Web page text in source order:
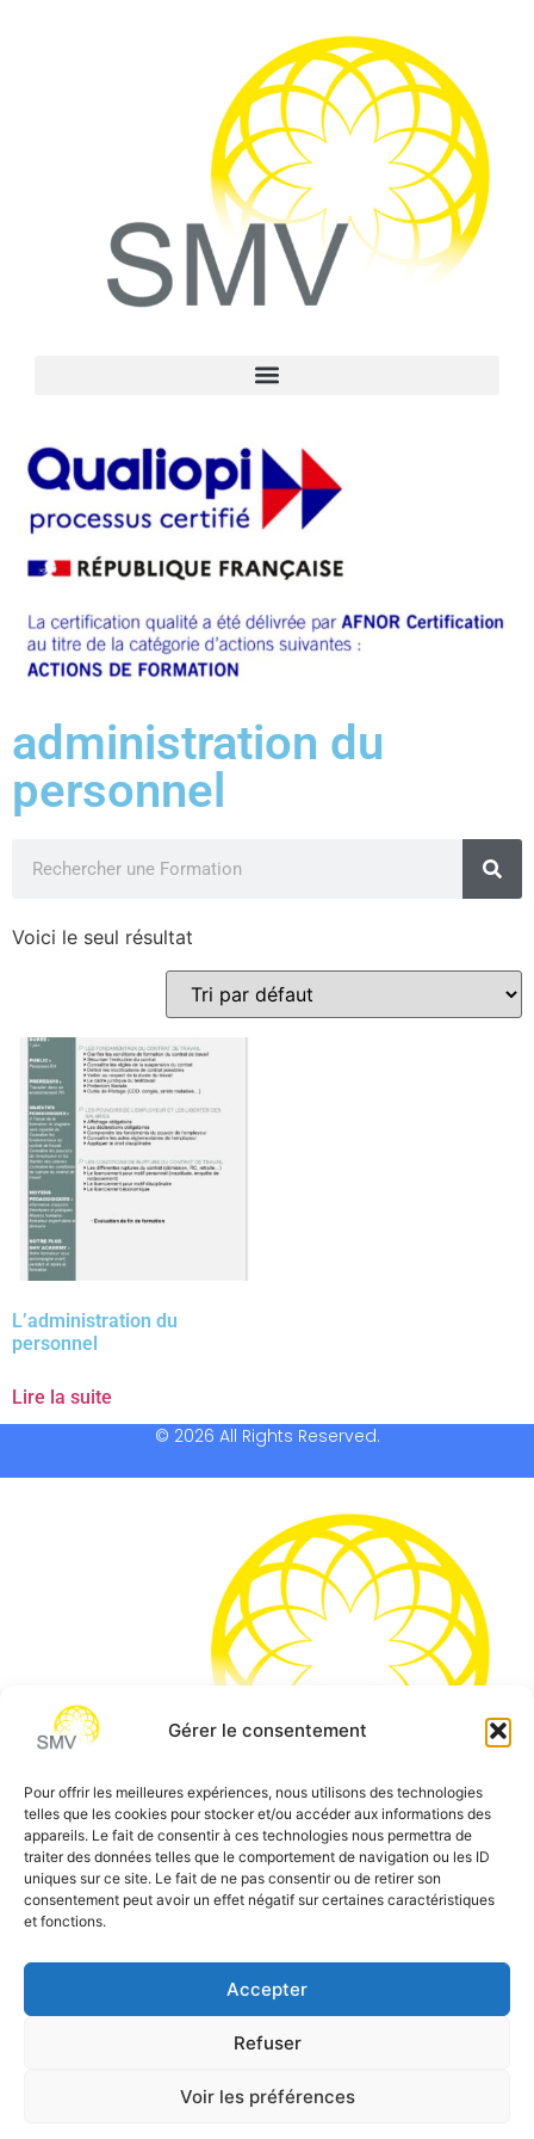
Gérer le consentement
Pour offrir les meilleures expériences, nous utilisons des technologies
telles que les cookies pour stocker et/ou accéder aux informations des
appareils. Le fait de consentir à ces technologies nous permettra de
traiter des données telles que le comportement de navigation ou les ID
uniques sur ce site. Le fait de ne pas consentir ou de retirer son
consentement peut avoir un effet négatif sur certaines caractéristiques
et fonctions.
Accepter
Refuser
Voir les préférences
administration du
personnel
Voici le seul résultat
L’administration du
personnel
Lire la suite
© 2026 All Rights Reserved.
SMV permet de vous aider à gagner du temps et vous
permettre de vous concentrer sur l’essentiel de votre
métier
Téléphone:0 805 69 64 75 / 02 37 34 04 04
contact@smvformation.fr
Création & Hébergement Web Cloud par